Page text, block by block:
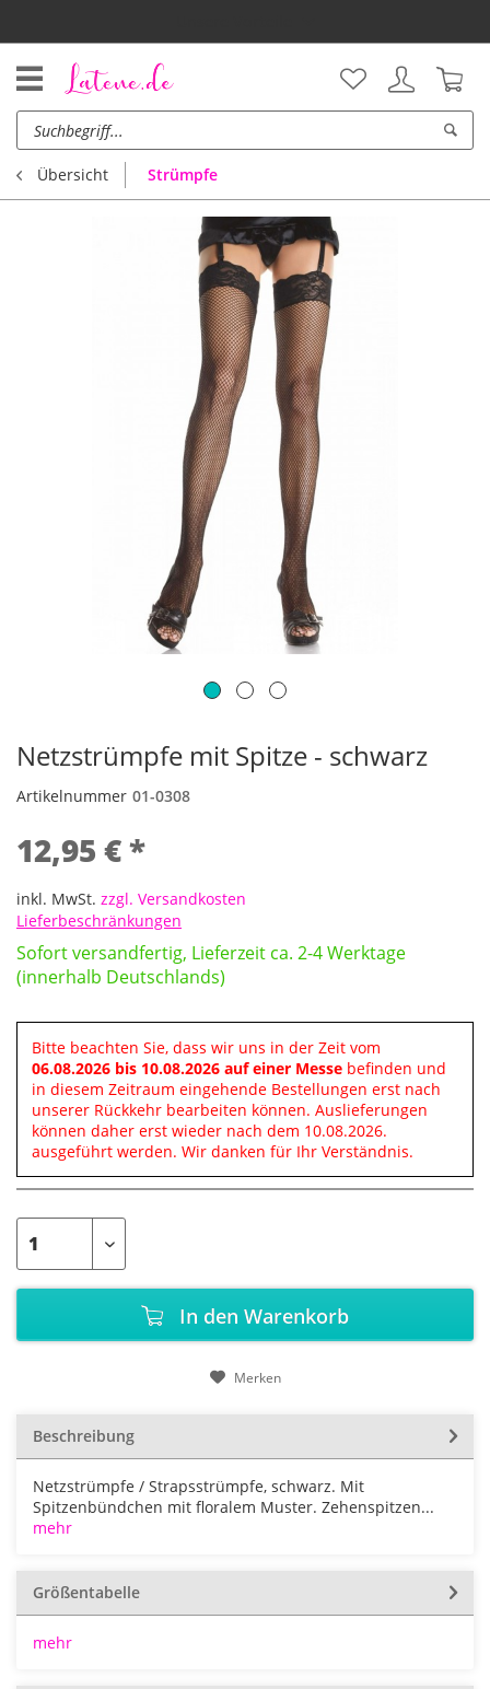
Übersicht Strümpfe
Netzstrümpfe mit Spitze - schwarz
Artikelnummer 01-0308
12,95 € *
inkl. MwSt. zzgl. Versandkosten
Lieferbeschränkungen
Sofort versandfertig, Lieferzeit ca. 2-4 Werktage
(innerhalb Deutschlands)
Bitte beachten Sie, dass wir uns in der Zeit vom
06.08.2026 bis 10.08.2026 auf einer Messe befinden und
in diesem Zeitraum eingehende Bestellungen erst nach
unserer Rückkehr bearbeiten können. Auslieferungen
können daher erst wieder nach dem 10.08.2026.
ausgeführt werden. Wir danken für Ihr Verständnis.
In den Warenkorb
Merken
Beschreibung
Netzstrümpfe / Strapsstrümpfe, schwarz. Mit
Spitzenbündchen mit floralem Muster. Zehenspitzen...
mehr
Größentabelle
mehr